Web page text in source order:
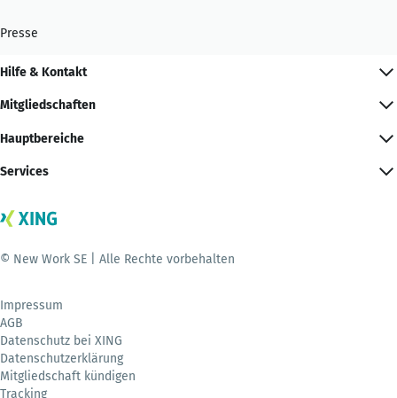
Presse
Hilfe & Kontakt
Mitgliedschaften
Hauptbereiche
Services
© New Work SE | Alle Rechte vorbehalten
Impressum
AGB
Datenschutz bei XING
Datenschutzerklärung
Mitgliedschaft kündigen
Tracking